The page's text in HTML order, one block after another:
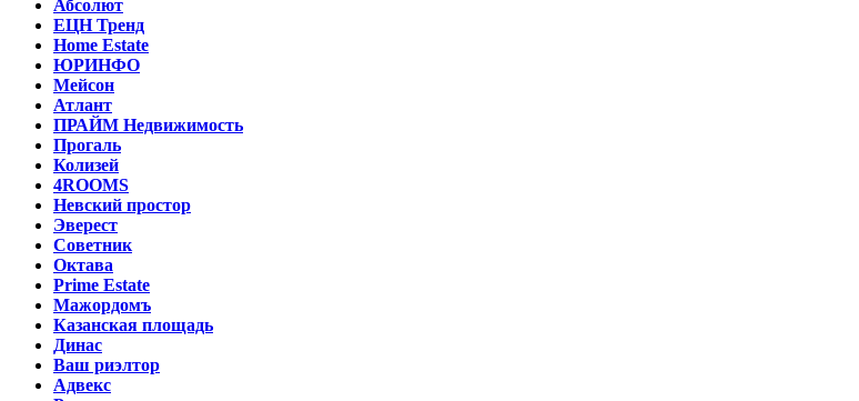
Абсолют
ЕЦН Тренд
Home Estate
ЮРИНФО
Мейсон
Атлант
ПРАЙМ Недвижимость
Прогаль
Колизей
4ROOMS
Невский простор
Эверест
Советник
Октава
Prime Estate
Мажордомъ
Казанская площадь
Динас
Ваш риэлтор
Адвекс